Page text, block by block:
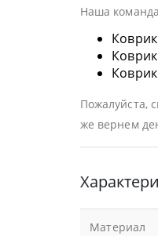
Наша
Пожалуйста,
же вернем
Материал